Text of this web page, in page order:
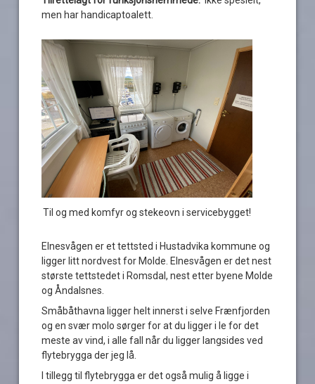
men har handicaptoalett.
Til og med komfyr og stekeovn i servicebygget!
Elnesvågen er et tettsted i Hustadvika kommune og
ligger litt nordvest for Molde. Elnesvågen er det nest
største tettstedet i Romsdal, nest etter byene Molde
og Åndalsnes.
Småbåthavna ligger helt innerst i selve Frænfjorden
og en svær molo sørger for at du ligger i le for det
meste av vind, i alle fall når du ligger langsides ved
flytebrygga der jeg lå.
I tillegg til flytebrygga er det også mulig å ligge i